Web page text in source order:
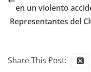
en un violento
Representantes del
Share This Post: